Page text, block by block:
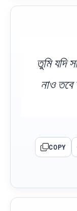
তুমি যদি
নাও
COPY